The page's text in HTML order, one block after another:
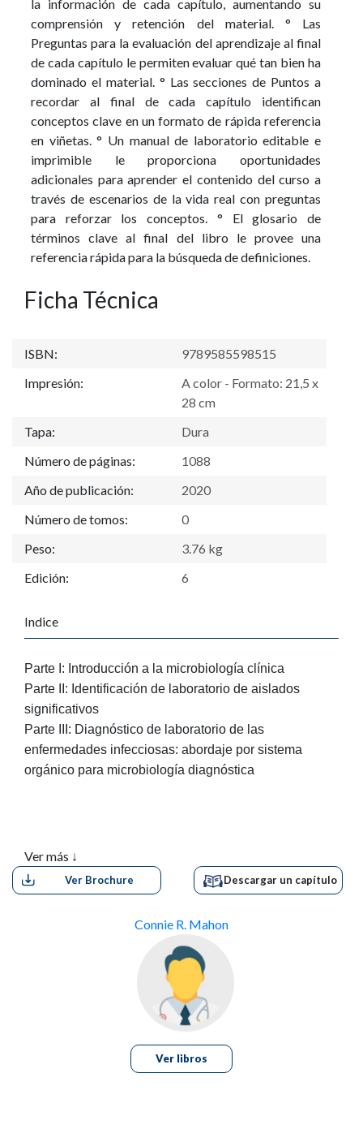
Ver Brochure Descargar un capítulo
Connie R. Mahon
Ver libros
la información de cada capítulo, aumentando su
comprensión y retención del material. ° Las
Preguntas para la evaluación del aprendizaje al final
de cada capítulo le permiten evaluar qué tan bien ha
dominado el material. ° Las secciones de Puntos a
recordar al final de cada capítulo identifican
conceptos clave en un formato de rápida referencia
en viñetas. ° Un manual de laboratorio editable e
imprimible le proporciona oportunidades
adicionales para aprender el contenido del curso a
través de escenarios de la vida real con preguntas
para reforzar los conceptos. ° El glosario de
términos clave al final del libro le provee una
referencia rápida para la búsqueda de definiciones.
Ficha Técnica
ISBN:
9789585598515
Impresión:
A color - Formato: 21,5 x
28 cm
Tapa:
Dura
Número de páginas:
1088
Año de publicación:
2020
Número de tomos:
0
Peso:
3.76 kg
Edición:
6
Indice
Parte I: Introducción a la microbiología clínica
Parte II: Identificación de laboratorio de aislados
significativos
Parte III: Diagnóstico de laboratorio de las
enfermedades infecciosas: abordaje por sistema
orgánico para microbiología diagnóstica
Ver más ↓